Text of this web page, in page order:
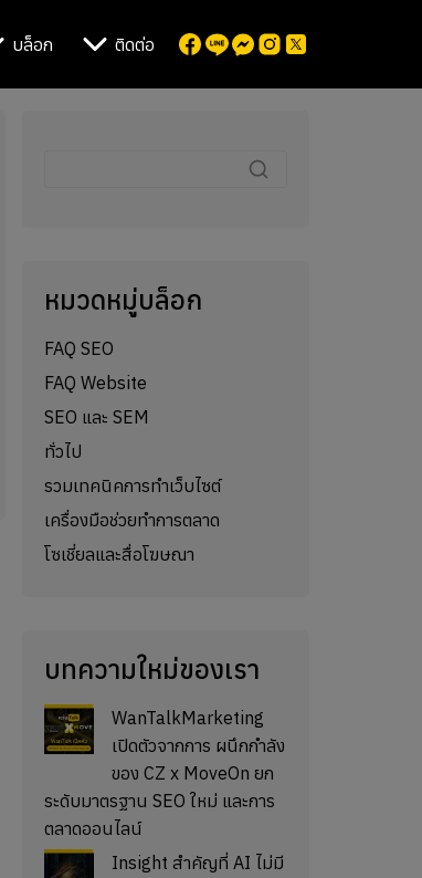
บล็อก ติดต่อ
หมวดหมู่บล็อก
FAQ SEO
FAQ Website
SEO และ SEM
ทั่วไป
รวมเทคนิคการทำเว็บไซต์
เครื่องมือช่วยทำการตลาด
โซเชี่ยลและสื่อโฆษณา
บทความใหม่ของเรา
WanTalkMarketing
เปิดตัวจากการ ผนึกกำลัง
ของ CZ x MoveOn ยก
ระดับมาตรฐาน SEO ใหม่ และการ
ตลาดออนไลน์
Insight สำคัญที่ AI ไม่มี